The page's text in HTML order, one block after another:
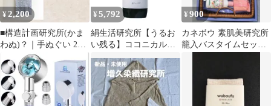
5cd577ed
¥2,200
■構造計画研究所(かま
わぬ)？｜手ぬぐい 2点
セット
¥ 5,792
絹生活研究所【うるお
い残る】ココニカル全
石油系界面活性剤不使
¥900
カネボウ 素肌美研究所
籠入バスタイムセット